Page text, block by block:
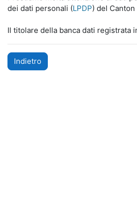
dei dati personali (LPDP) del
Il titolare della banca dati registrata
Indietro